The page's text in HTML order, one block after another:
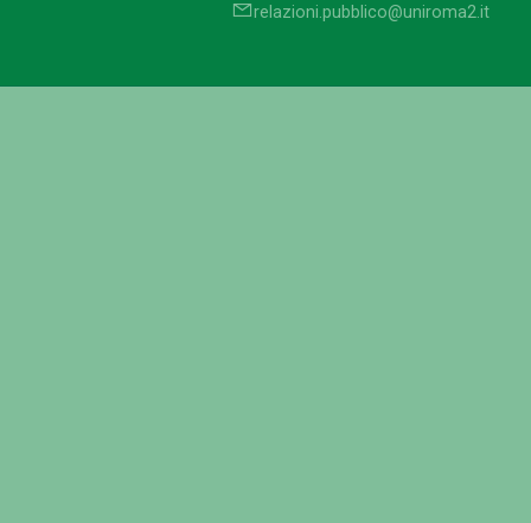
relazioni.pubblico@uniroma2.it